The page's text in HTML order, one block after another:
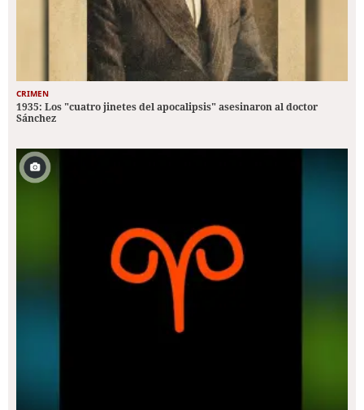
CRIMEN
1935: Los "cuatro jinetes del apocalipsis" asesinaron al doctor
Sánchez